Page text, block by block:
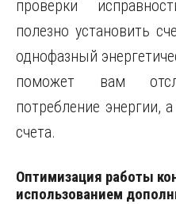
проверки
полезно установить
однофазный
поможет вам
потребление энергии,
счета.
Оптимизация работы
использованием